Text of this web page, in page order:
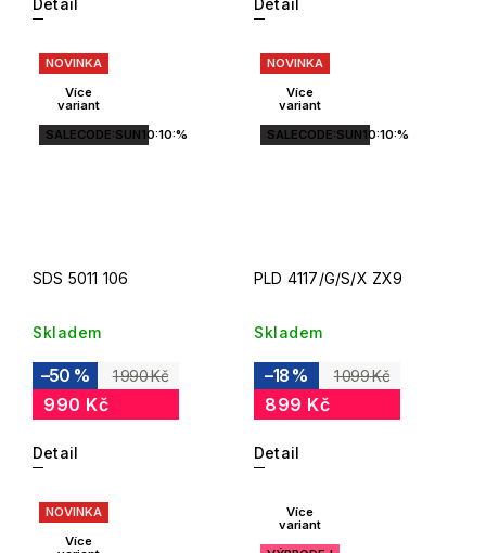
Detail Detail
NOVINKA
Více
variant
SALECODE:SUN10:10:%
SDS 5011 106
Skladem
1 990 Kč
–50 %
990 Kč
Detail
NOVINKA
Více
variant
SALECODE:SUN10:10:%
PLD 4117/G/S/X ZX9
Skladem
1 099 Kč
–18 %
899 Kč
Detail
NOVINKA
Více
Více
variant